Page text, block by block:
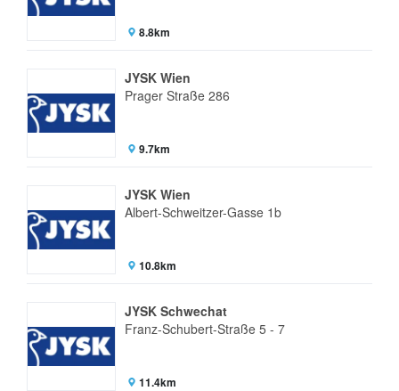
8.8km
JYSK Wien
Prager Straße 286
9.7km
JYSK Wien
Albert-Schweitzer-Gasse 1b
10.8km
JYSK Schwechat
Franz-Schubert-Straße 5 - 7
11.4km